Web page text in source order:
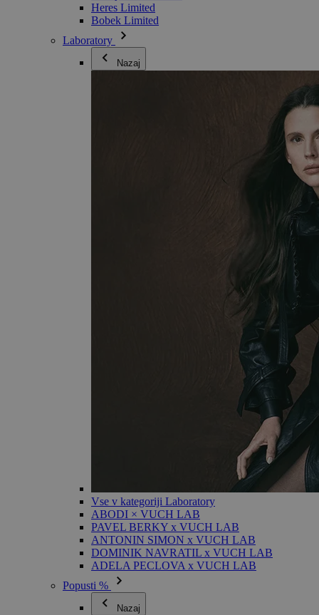
Heres Limited
Bobek Limited
Laboratory
Nazaj
Vse v kategoriji Laboratory
ABODI × VUCH LAB
PAVEL BERKY x VUCH LAB
ANTONIN SIMON x VUCH LAB
DOMINIK NAVRATIL x VUCH LAB
ADELA PECLOVA x VUCH LAB
Popusti %
Nazaj